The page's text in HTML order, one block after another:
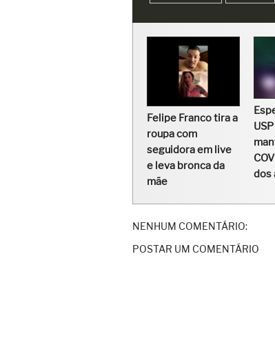
Felipe Franco tira a
roupa com
seguidora em live
e leva bronca da
mãe
dos
NENHUM COMENTÁRIO:
POSTAR UM COMENTÁRIO